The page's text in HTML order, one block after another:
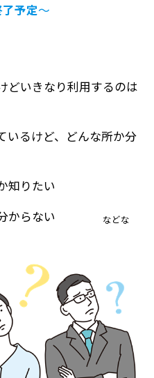
予定～
どいきなり利用するのは
いるけど、どんな所か分
知りたい
か分からない
などな